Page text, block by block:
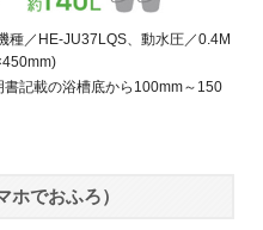
／HE-JU37LQS、動水圧／0.4M
記載の浴槽底から100mm～150
でおふろ）